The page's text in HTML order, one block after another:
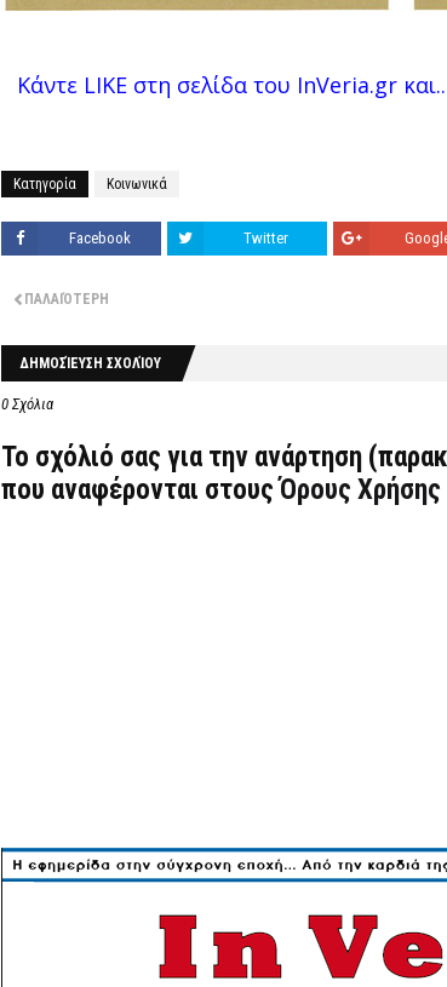
Κάντε LIKE στη σελίδα του InVeria.gr
Κατηγορία Κοινωνικά
Facebook Twitter
ΠΑΛΑΙΌΤΕΡΗ
ΔΗΜΟΣΊΕΥΣΗ ΣΧΟΛΊΟΥ
0 Σχόλια
Το σχόλιό σας για την ανάρτηση
που αναφέρονται στουςΌρους Χρήσης